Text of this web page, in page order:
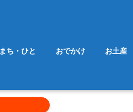
まち・ひと おでかけ お土産